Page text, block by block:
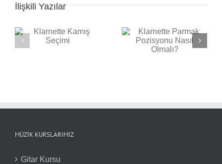
İlişkili Yazılar
Klarnette Parmak
Piyanoda Parmak
Geçişleri Nasıl Yapılır?
MÜZIK KURSLARIMIZ
Gitar Kursu